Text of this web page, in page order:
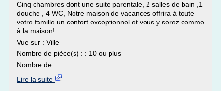
Cinq chambres dont une suite parentale, 2 salles de bain ,1
douche , 4 WC, Notre maison de vacances offrira à toute
votre famille un confort exceptionnel et vous y serez comme
à la maison!
Vue sur : Ville
Nombre de pièce(s) : : 10 ou plus
Nombre de...
Lire la suite